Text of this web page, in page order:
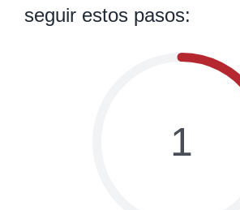
seguir estos pasos:
1